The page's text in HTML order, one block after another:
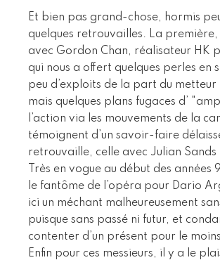
Et bien pas grand-chose, hormis
quelques retrouvailles. La première,
avec Gordon Chan, réalisateur HK
qui nous a offert quelques perles en
peu d’exploits de la part du metteur
mais quelques plans fugaces d’
l’action via les mouvements de la
témoignent d’un savoir-faire
retrouvaille, celle avec Julian Sands
Très en vogue au début des années
le fantôme de l’opéra pour Dario
ici un méchant malheureusement
puisque sans passé ni futur, et
contenter d’un présent pour le
Enfin pour ces messieurs, il y a le